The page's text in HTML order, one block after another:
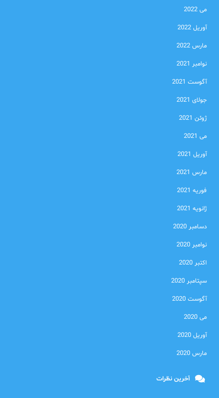
می 2022
آوریل 2022
مارس 2022
نوامبر 2021
آگوست 2021
جولای 2021
ژوئن 2021
می 2021
آوریل 2021
مارس 2021
فوریه 2021
ژانویه 2021
دسامبر 2020
نوامبر 2020
اکتبر 2020
سپتامبر 2020
آگوست 2020
می 2020
آوریل 2020
مارس 2020
آخرین نظرات